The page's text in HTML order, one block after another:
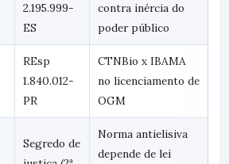
2.195.999-
ES
contra inércia do
poder público
REsp
1.840.012-
PR
CTNBio x IBAMA
no licenciamento de
OGM
Segredo de
Norma antielisiva
depende de lei